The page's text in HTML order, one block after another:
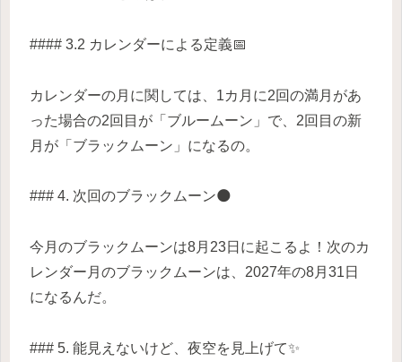
#### 3.2 カレンダーによる定義📅
カレンダーの月に関しては、1カ月に2回の満月があ
った場合の2回目が「ブルームーン」で、2回目の新
月が「ブラックムーン」になるの。
### 4. 次回のブラックムーン🌑
今月のブラックムーンは8月23日に起こるよ！次のカ
レンダー月のブラックムーンは、2027年の8月31日
になるんだ。
### 5. 能見えないけど、夜空を見上げて✨